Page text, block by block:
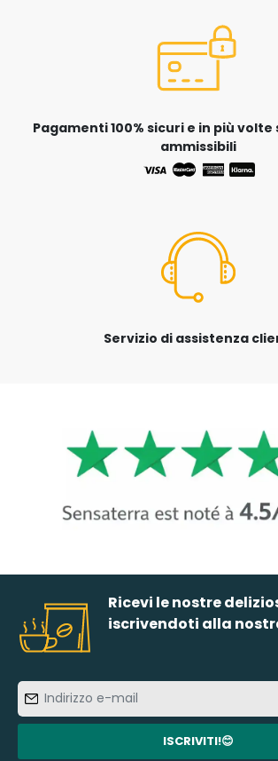
Pagamenti 100% sicuri e in più
ammissibili
Servizio di assistenza
Ricevi le nostre
iscrivendoti alla
e-
mail
ISCRIVITI!😊